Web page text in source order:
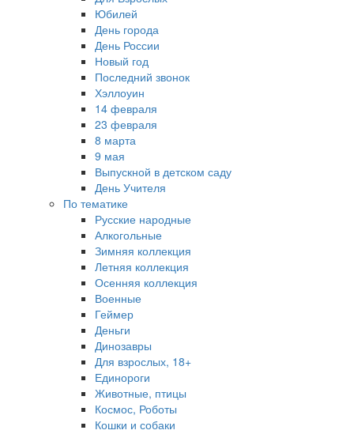
Юбилей
День города
День России
Новый год
Последний звонок
Хэллоуин
14 февраля
23 февраля
8 марта
9 мая
Выпускной в детском саду
День Учителя
По тематике
Русские народные
Алкогольные
Зимняя коллекция
Летняя коллекция
Осенняя коллекция
Военные
Геймер
Деньги
Динозавры
Для взрослых, 18+
Единороги
Животные, птицы
Космос, Роботы
Кошки и собаки